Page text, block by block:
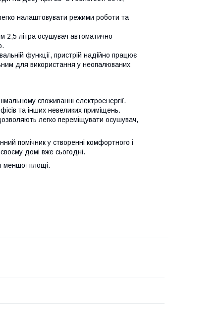
налаштовувати режими роботи та
2,5 літра осушувач автоматично
функції, пристрій надійно працює
для використання у неопалюваних
споживанні електроенергії.
та інших невеликих приміщень.
легко переміщувати осушувач,
помічник у створенні комфортного і
домі вже сьогодні.
площі.